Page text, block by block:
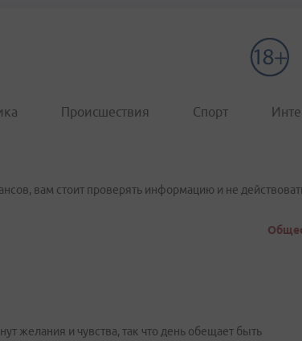
Происшествия Спорт
вам стоит проверять информацию и не
желания и чувства, так что день обещает быть